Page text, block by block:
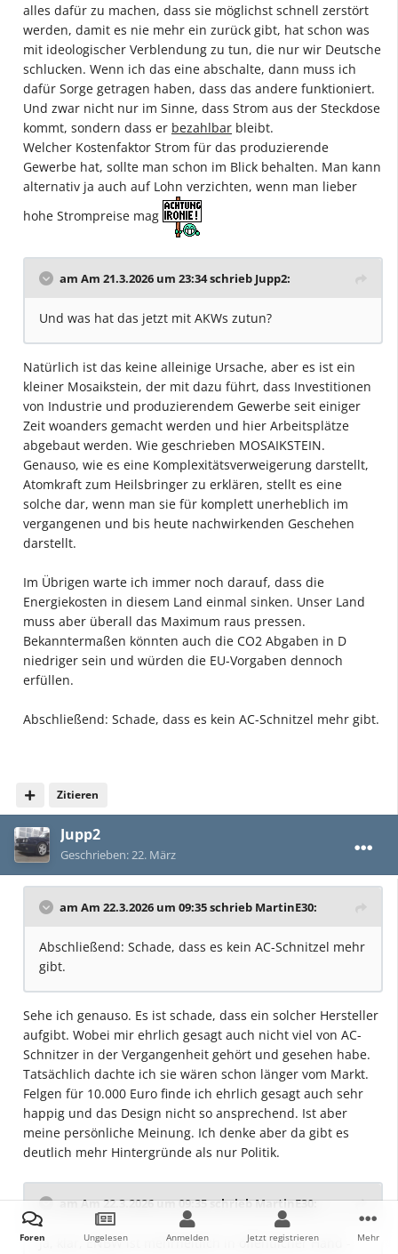
alles dafür zu machen, dass sie möglichst schnell zerstört
werden, damit es nie mehr ein zurück gibt, hat schon was
mit ideologischer Verblendung zu tun, die nur wir Deutsche
schlucken. Wenn ich das eine abschalte, dann muss ich
dafür Sorge getragen haben, dass das andere funktioniert.
Und zwar nicht nur im Sinne, dass Strom aus der Steckdose
kommt, sondern dass er bezahlbar bleibt.
Welcher Kostenfaktor Strom für das produzierende
Gewerbe hat, sollte man schon im Blick behalten. Man kann
alternativ ja auch auf Lohn verzichten, wenn man lieber
hohe Strompreise mag
am Am 21.3.2026 um 23:34 schrieb Jupp2:
Und was hat das jetzt mit AKWs zutun?
Natürlich ist das keine alleinige Ursache, aber es ist ein
kleiner Mosaikstein, der mit dazu führt, dass Investitionen
von Industrie und produzierendem Gewerbe seit einiger
Zeit woanders gemacht werden und hier Arbeitsplätze
abgebaut werden. Wie geschrieben MOSAIKSTEIN.
Genauso, wie es eine Komplexitätsverweigerung darstellt,
Atomkraft zum Heilsbringer zu erklären, stellt es eine
solche dar, wenn man sie für komplett unerheblich im
vergangenen und bis heute nachwirkenden Geschehen
darstellt.
Im Übrigen warte ich immer noch darauf, dass die
Energiekosten in diesem Land einmal sinken. Unser Land
muss aber überall das Maximum raus pressen.
Bekanntermaßen könnten auch die CO2 Abgaben in D
niedriger sein und würden die EU-Vorgaben dennoch
erfüllen.
Abschließend: Schade, dass es kein AC-Schnitzel mehr gibt.
Zitieren
Jupp2
Geschrieben:22. März
am Am 22.3.2026 um 09:35 schrieb MartinE30:
Abschließend: Schade, dass es kein AC-Schnitzel mehr
gibt.
Sehe ich genauso. Es ist schade, dass ein solcher Hersteller
aufgibt. Wobei mir ehrlich gesagt auch nicht viel von AC-
Schnitzer in der Vergangenheit gehört und gesehen habe.
Tatsächlich dachte ich sie wären schon länger vom Markt.
Felgen für 10.000 Euro finde ich ehrlich gesagt auch sehr
happig und das Design nicht so ansprechend. Ist aber
meine persönliche Meinung. Ich denke aber da gibt es
deutlich mehr Hintergründe als nur Politik.
am Am 22.3.2026 um 09:35 schriebMartinE30:
Ja, klar, ENBW ist mehrheitlich in öffentlicher Hand -
Foren Ungelesen Anmelden Jetzt registrieren Mehr